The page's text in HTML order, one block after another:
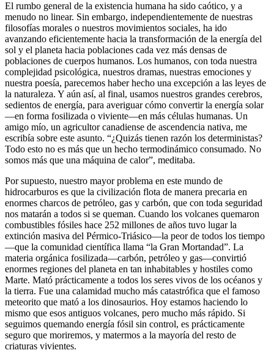
El rumbo general de la existencia humana ha sido caótico, y a
menudo no linear. Sin embargo, independientemente de nuestras
filosofías morales o nuestros movimientos sociales, ha ido
avanzando eficientemente hacia la transformación de la energía del
sol y el planeta hacia poblaciones cada vez más densas de
poblaciones de cuerpos humanos. Los humanos, con toda nuestra
complejidad psicológica, nuestros dramas, nuestras emociones y
nuestra poesía, parecemos haber hecho una excepción a las leyes de
la naturaleza. Y aún así, al final, usamos nuestros grandes cerebros,
sedientos de energía, para averiguar cómo convertir la energía solar
—en forma fosilizada o viviente—en más células humanas. Un
amigo mío, un agricultor canadiense de ascendencia nativa, me
escribía sobre este asunto. “¿Quizás tienen razón los deterministas?
Todo esto no es más que un hecho termodinámico consumado. No
somos más que una máquina de calor”, meditaba.
Por supuesto, nuestro mayor problema en este mundo de
hidrocarburos es que la civilización flota de manera precaria en
enormes charcos de petróleo, gas y carbón, que con toda seguridad
nos matarán a todos si se queman. Cuando los volcanes quemaron
combustibles fósiles hace 252 millones de años tuvo lugar la
extinción masiva del Pérmico-Triásico—la peor de todos los tiempo
—que la comunidad científica llama “la Gran Mortandad”. La
materia orgánica fosilizada—carbón, petróleo y gas—convirtió
enormes regiones del planeta en tan inhabitables y hostiles como
Marte. Mató prácticamente a todos los seres vivos de los océanos y
la tierra. Fue una calamidad mucho más catastrófica que el famoso
meteorito que mató a los dinosaurios. Hoy estamos haciendo lo
mismo que esos antiguos volcanes, pero mucho más rápido. Si
seguimos quemando energía fósil sin control, es prácticamente
seguro que moriremos, y matermos a la mayoría del resto de
criaturas vivientes.